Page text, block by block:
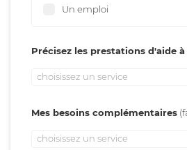
Un emploi
Précisez les prestations d'aide
choisissez un service
Mes besoins complémentaires
choisissez un service